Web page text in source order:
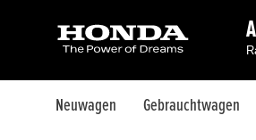
Neuwagen Gebrauchtwagen